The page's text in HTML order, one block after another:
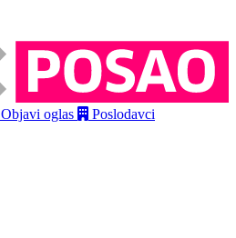
Objavi oglas Poslodavci